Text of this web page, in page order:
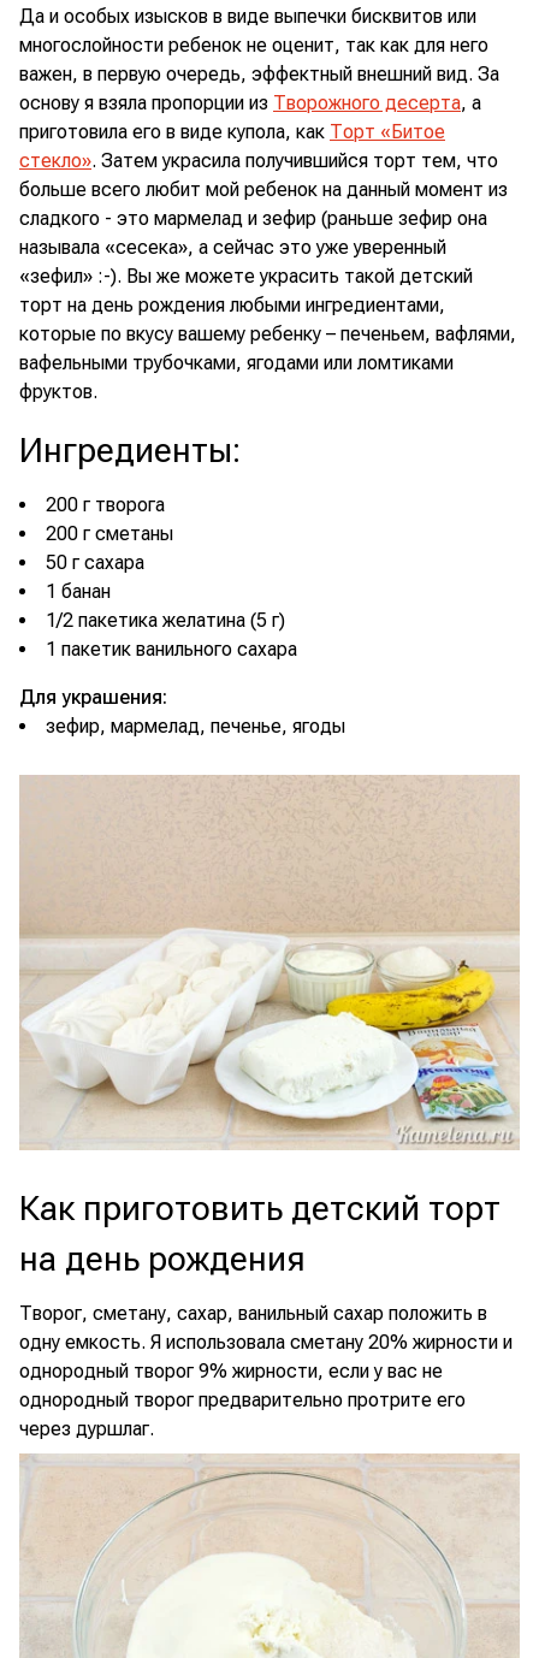
Да и особых изысков в виде выпечки бисквитов или
многослойности ребенок не оценит, так как для него
важен, в первую очередь, эффектный внешний вид. За
основу я взяла пропорции из Творожного десерта, а
приготовила его в виде купола, как Торт «Битое
стекло». Затем украсила получившийся торт тем, что
больше всего любит мой ребенок на данный момент из
сладкого - это мармелад и зефир (раньше зефир она
называла «сесека», а сейчас это уже уверенный
«зефил» :-). Вы же можете украсить такой детский
торт на день рождения любыми ингредиентами,
которые по вкусу вашему ребенку – печеньем, вафлями,
вафельными трубочками, ягодами или ломтиками
фруктов.
Ингредиенты:
200 г творога
200 г сметаны
50 г сахара
1 банан
1/2 пакетика желатина (5 г)
1 пакетик ванильного сахара
Для украшения:
зефир, мармелад, печенье, ягоды
Как приготовить детский торт
на день рождения
Творог, сметану, сахар, ванильный сахар положить в
одну емкость. Я использовала сметану 20% жирности и
однородный творог 9% жирности, если у вас не
однородный творог предварительно протрите его
через дуршлаг.